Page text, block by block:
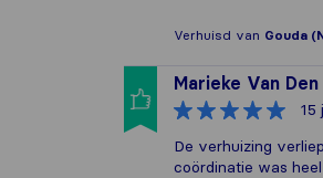
Verhuisd van Gouda
Marieke Van
15
De verhuizing
coördinatie was